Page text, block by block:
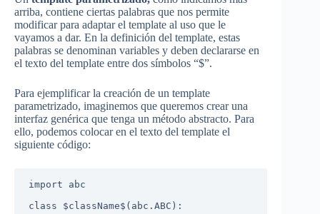
arriba, contiene ciertas palabras que nos permite
modificar para adaptar el template al uso que le
vayamos a dar. En la definición del template, estas
palabras se denominan variables y deben declararse en
el texto del template entre dos símbolos “$”.
Para ejemplificar la creación de un template
parametrizado, imaginemos que queremos crear una
interfaz genérica que tenga un método abstracto. Para
ello, podemos colocar en el texto del template el
siguiente código:
import abc
class $className$(abc.ABC):